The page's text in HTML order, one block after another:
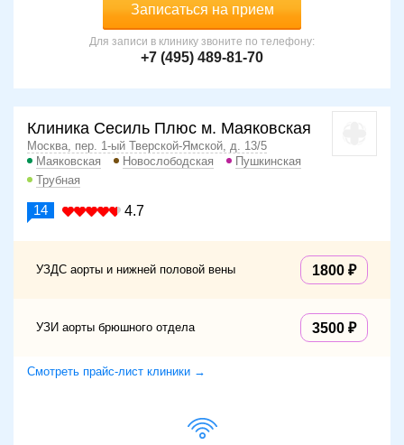
Записаться на прием
Для записи в клинику звоните по телефону:
+7 (495) 489-81-70
Клиника Сесиль Плюс м. Маяковская
Москва, пер. 1-ый Тверской-Ямской, д. 13/5
Маяковская
Новослободская
Пушкинская
Трубная
14 4.7
УЗДС аорты и нижней половой вены 1800
УЗИ аорты брюшного отдела 3500
Смотреть прайс-лист клиники →